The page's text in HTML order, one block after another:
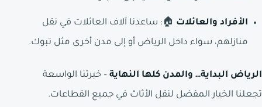
الأفراد والعائلات 🏠: ساعدنا آلاف العائلات في نقل
منازلهم، سواء داخل الرياض أو إلى مدن أخرى مثل تبوك.
الرياض البداية… والمدن كلها النهاية – خبرتنا الواسعة
تجعلنا الخيار المفضل لنقل الأثاث في جميع القطاعات.